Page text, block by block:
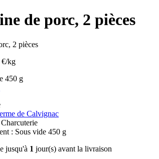
de porc, 2 pièces
€/kg
450 g
de Calvignac
: Sous vide 450 g
jusqu'à 1 jour(s) avant la livraison